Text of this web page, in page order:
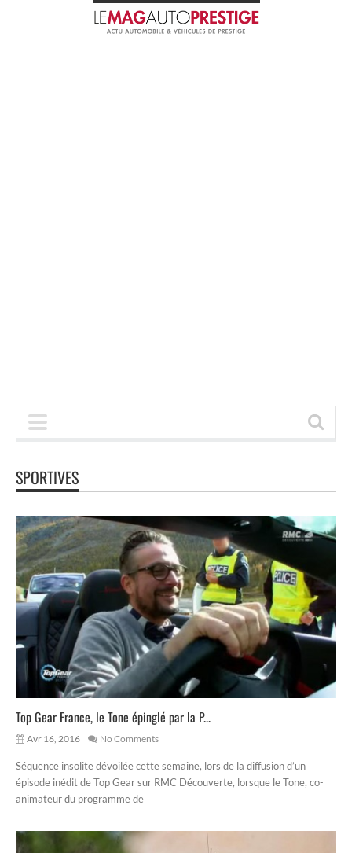
SPORTIVES
Top Gear France, le Tone épinglé par la P...
Avr 16, 2016 No Comments
Séquence insolite dévoilée cette semaine, lors de la diffusion d’un
épisode inédit de Top Gear sur RMC Découverte, lorsque le Tone, co-
animateur du programme de